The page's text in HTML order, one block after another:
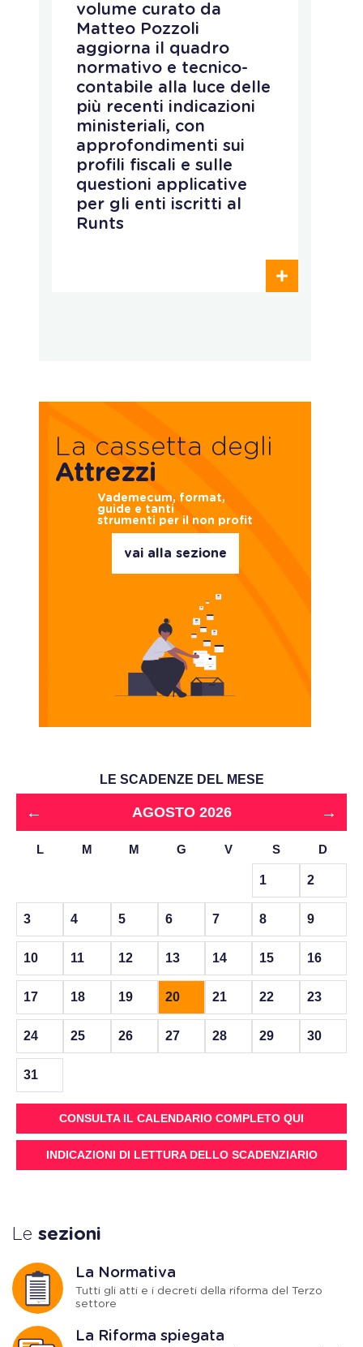
volume curato da
Matteo Pozzoli
aggiorna il quadro
normativo e tecnico-
contabile alla luce delle
più recenti indicazioni
ministeriali, con
approfondimenti sui
profili fiscali e sulle
questioni applicative
per gli enti iscritti al
Runts
La cassetta degli
Attrezzi
Vademecum, format,
guide e tanti
strumenti per il non profit
vai alla sezione
LE SCADENZE DEL MESE
← AGOSTO 2026 →
L M M G V S D
1 2
3 4 5 6 7 8 9
10 11 12 13 14 15 16
17 18 19 20 21 22 23
24 25 26 27 28 29 30
31
CONSULTA IL CALENDARIO COMPLETO QUI
INDICAZIONI DI LETTURA DELLO SCADENZIARIO
Le sezioni
La Normativa
Tutti gli atti e i decreti della riforma del Terzo
settore
La Riforma spiegata